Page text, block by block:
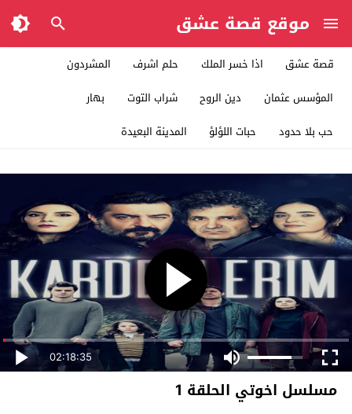
موقع قصة عشق
قصة عشق اذا خسر الملك حلم اشرف
المشردون
المؤسس عثمان
دين الروح شراب التوت
بهار
حب بلا حدود
حبات اللؤلؤ المدينة البعيدة
02:18:35
مسلسل اخوتي الحلقة 1